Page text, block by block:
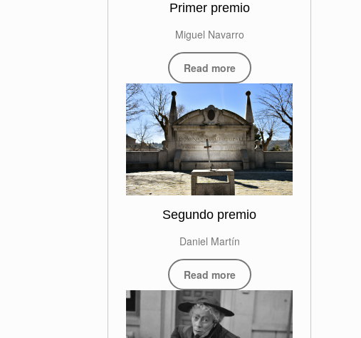
Primer premio
Miguel Navarro
Read more
Segundo premio
Daniel Martín
Read more